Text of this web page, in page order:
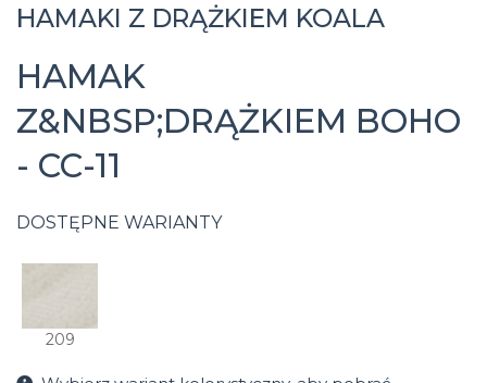
HAMAKI Z DRĄŻKIEM KOALA
HAMAK
Z&NBSP;DRĄŻKIEM BOHO
- CC-11
DOSTĘPNE WARIANTY
209